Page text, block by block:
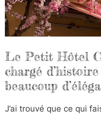
Le Petit Hôtel
chargé
beaucoup
J’ai trouvé que ce qui